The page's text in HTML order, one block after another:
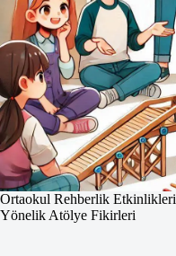
Ortaokul Rehberlik
Yönelik Atölye Fikirleri